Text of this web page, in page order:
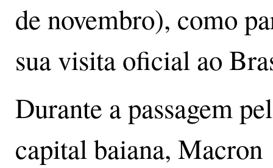
de novembro), como
sua visita oficial ao
Durante a passagem
capital baiana, Macron